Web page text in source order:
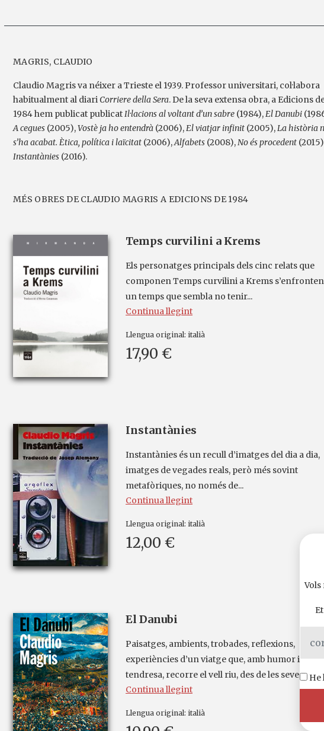
MAGRIS, CLAUDIO
Claudio Magris va néixer a Trieste el 1939. Professor universitari, col·labora
habitualment al diariCorriere della Sera. De la seva extensa obra, a Edicions
1984 hem publicat publicatIl·lacions al voltant d’un sabre (1984),El Danubi
A cegues (2005),Vostè ja ho entendrà (2006),El viatjar infinit (2005),La història
s’ha acabat. Ètica, política i laïcitat (2006),Alfabets (2008),No és procedent
Instantànies (2016).
MÉS OBRES DE CLAUDIO MAGRIS A EDICIONS DE 1984
Temps curvilini a Krems
Els personatges principals dels cinc relats que
componen Temps curvilini a Krems
un temps que sembla no tenir...
Continua llegint
Llengua original: italià
17,90 €
Instantànies
Instantànies és un recull d’imatges del dia a dia,
imatges de vegades reals, però més sovint
metafòriques, no només de...
Continua llegint
Llengua original: italià
12,00 €
El Danubi
Paisatges, ambients, trobades, reflexions,
experiències d’un viatge que, amb humor i
tendresa, recorre el vell riu, des de les seves...
Continua llegint
Llengua original: italià
Vols
He